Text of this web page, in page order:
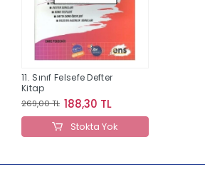
11. Sınıf Felsefe Defter
Kitap
269,00 TL 188,30 TL
Stokta Yok